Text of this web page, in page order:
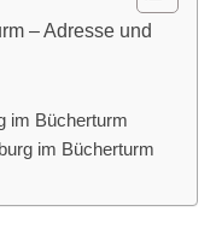
– Adresse und
im Bücherturm
im Bücherturm